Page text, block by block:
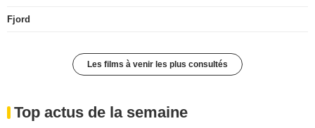
Fjord
Les films à venir les plus consultés
Top actus de la semaine